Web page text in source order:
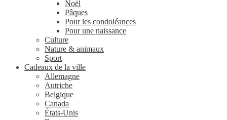
Noël
Pâques
Pour les condoléances
Pour une naissance
Culture
Nature & animaux
Sport
Cadeaux de la ville
Allemagne
Autriche
Belgique
Canada
États-Unis